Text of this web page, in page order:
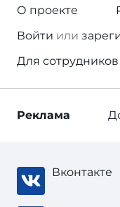
О проекте
Войти или
Для сотрудников
Реклама
Вконтакте